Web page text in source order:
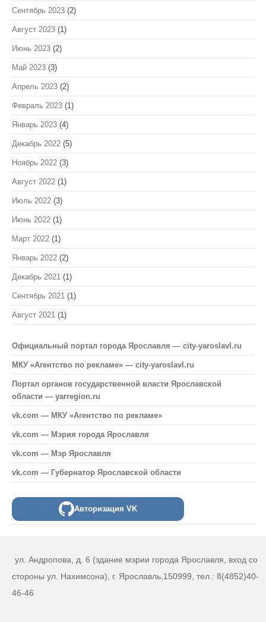
Сентябрь 2023 (2)
Август 2023 (1)
Июнь 2023 (2)
Май 2023 (3)
Апрель 2023 (2)
Февраль 2023 (1)
Январь 2023 (4)
Декабрь 2022 (5)
Ноябрь 2022 (3)
Август 2022 (1)
Июль 2022 (3)
Июнь 2022 (1)
Март 2022 (1)
Январь 2022 (2)
Декабрь 2021 (1)
Сентябрь 2021 (1)
Август 2021 (1)
Официальный портал города Ярославля — city-yaroslavl.ru
МКУ «Агентство по рекламе» — city-yaroslavl.ru
Портал органов государственной власти Ярославской
области — yarregion.ru
vk.com — МКУ «Агентство по рекламе»
vk.com — Мэрия города Ярославля
vk.com — Мэр Ярославля
vk.com — Губернатор Ярославской области
Авторизация VK
ул. Андропова, д. 6 (здание мэрии города Ярославля, вход со
стороны ул. Нахимсона), г. Ярославль,150999, тел.: 8(4852)40-
46-46